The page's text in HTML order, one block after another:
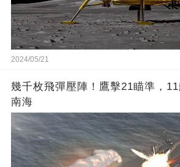
2024/05/21
幾千枚飛彈壓陣！鷹擊21瞄準，
南海